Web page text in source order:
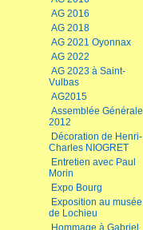
AG 2016
AG 2018
AG 2021 Oyonnax
AG 2022
AG 2023 à Saint-
Vulbas
AG2015
Assemblée Générale
2012
Décoration de Henri-
Charles NIOGRET
Entretien avec Paul
Morin
Expo Bourg
Exposition au musée
de Lochieu
Hommage à Gabriel